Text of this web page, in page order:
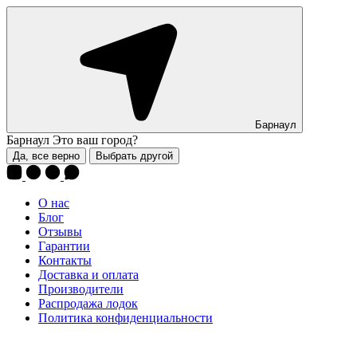
Барнаул
Барнаул Это ваш город?
Да, все верно Выбрать другой
О нас
Блог
Отзывы
Гарантии
Контакты
Доставка и оплата
Производители
Распродажа лодок
Политика конфиденциальности